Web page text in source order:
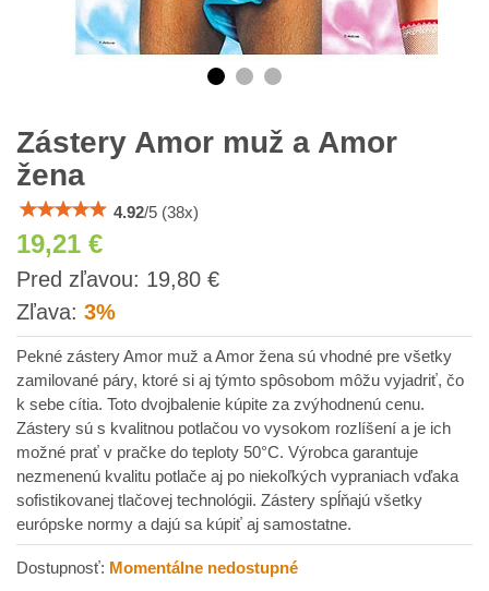
Zástery Amor muž a Amor
žena
4.92/5 (38x)
19,21 €
Pred zľavou: 19,80 €s
Zľava: 3%
Pekné zástery Amor muž a Amor žena sú vhodné pre všetky
zamilované páry, ktoré si aj týmto spôsobom môžu vyjadriť, čo
k sebe cítia. Toto dvojbalenie kúpite za zvýhodnenú cenu.
Zástery sú s kvalitnou potlačou vo vysokom rozlíšení a je ich
možné prať v pračke do teploty 50°C. Výrobca garantuje
nezmenenú kvalitu potlače aj po niekoľkých vypraniach vďaka
sofistikovanej tlačovej technológii. Zástery spĺňajú všetky
európske normy a dajú sa kúpiť aj samostatne.
Dostupnosť: Momentálne nedostupné